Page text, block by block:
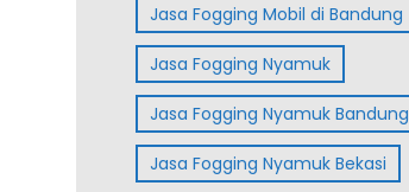
Jasa Fogging Mobil di Bandung
Jasa Fogging Nyamuk
Jasa Fogging Nyamuk Bandung
Jasa Fogging Nyamuk Bekasi